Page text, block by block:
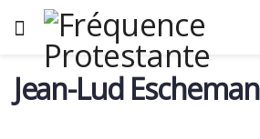
Jean-Lud